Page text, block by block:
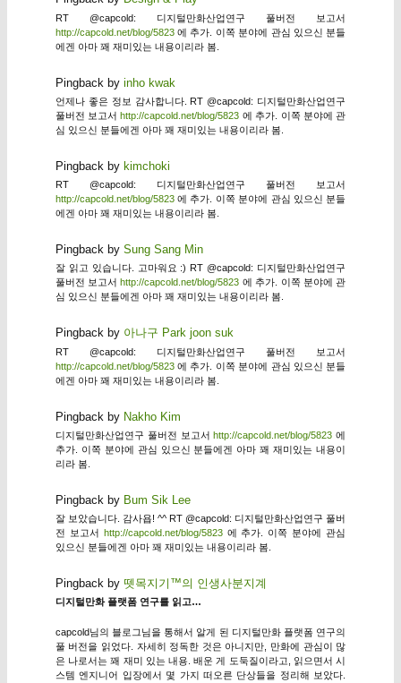
RT @capcold: 디지털만화산업연구 풀버전 보고서
http://capcold.net/blog/5823에 추가. 이쪽 분야에 관심 있으신 분들
에겐 아마 꽤 재미있는 내용이리라 봄.
Pingback by inho kwak
언제나 좋은 정보 감사합니다. RT @capcold: 디지털만화산업연구
풀버전 보고서http://capcold.net/blog/5823 에 추가. 이쪽 분야에 관
심 있으신 분들에겐 아마 꽤 재미있는 내용이리라 봄.
Pingback by kimchoki
RT @capcold: 디지털만화산업연구 풀버전 보고서
http://capcold.net/blog/5823에 추가. 이쪽 분야에 관심 있으신 분들
에겐 아마 꽤 재미있는 내용이리라 봄.
Pingback by Sung Sang Min
잘 읽고 있습니다. 고마워요 :) RT @capcold: 디지털만화산업연구
풀버전 보고서 http://capcold.net/blog/5823 에 추가. 이쪽 분야에 관
심 있으신 분들에겐 아마 꽤 재미있는 내용이리라 봄.
Pingback by 아나구 Park joon suk
RT @capcold: 디지털만화산업연구 풀버전 보고서
http://capcold.net/blog/5823에 추가. 이쪽 분야에 관심 있으신 분들
에겐 아마 꽤 재미있는 내용이리라 봄.
Pingback by Nakho Kim
디지털만화산업연구 풀버전 보고서http://capcold.net/blog/5823 에
추가. 이쪽 분야에 관심 있으신 분들에겐 아마 꽤 재미있는 내용이
리라 봄.
Pingback by Bum Sik Lee
잘 보았습니다. 감사욥! ^^ RT @capcold: 디지털만화산업연구 풀버
전 보고서 http://capcold.net/blog/5823에 추가. 이쪽 분야에 관심
있으신 분들에겐 아마 꽤 재미있는 내용이리라 봄.
Pingback by 뗏목지기™의 인생사분지계
디지털만화 플랫폼 연구를 읽고…
capcold님의 블로그님을 통해서 알게 된 디지털만화 플랫폼 연구의
풀 버전을 읽었다. 자세히 정독한 것은 아니지만, 만화에 관심이 많
은 나로서는 꽤 재미 있는 내용. 배운 게 도둑질이라고, 읽으면서 시
스템 엔지니어 입장에서 몇 가지 떠오른 단상들을 정리해 보았다.